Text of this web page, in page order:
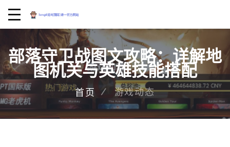
部落守卫战图文攻略：详解地
图机关与英雄技能搭配
首页 游戏动态